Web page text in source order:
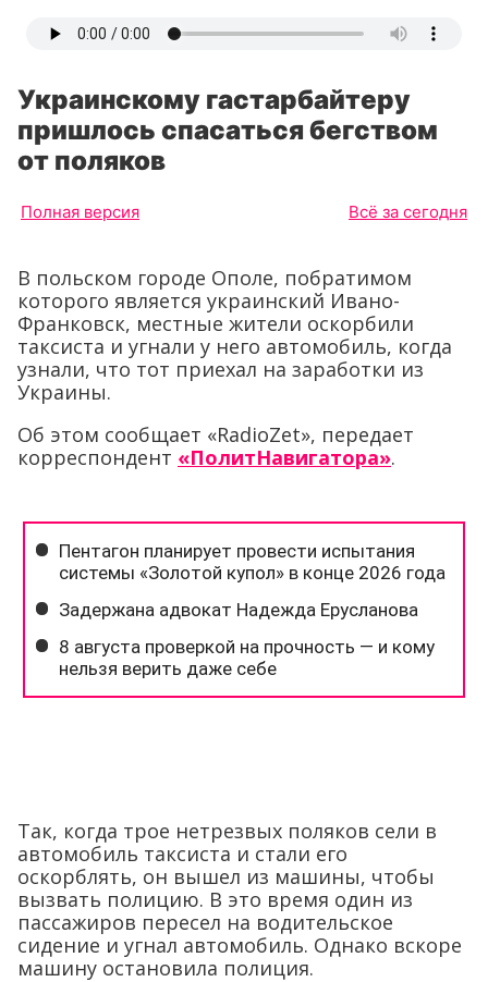
Украинскому гастарбайтеру
пришлось спасаться бегством
от поляков
Полная версия Всё за сегодня
В польском городе Ополе, побратимом
которого является украинский Ивано-
Франковск, местные жители оскорбили
таксиста и угнали у него автомобиль, когда
узнали, что тот приехал на заработки из
Украины.
Об этом сообщает «RadioZet», передает
корреспондент «ПолитНавигатора».
Так, когда трое нетрезвых поляков сели в
автомобиль таксиста и стали его
оскорблять, он вышел из машины, чтобы
вызвать полицию. В это время один из
пассажиров пересел на водительское
сидение и угнал автомобиль. Однако вскоре
машину остановила полиция.